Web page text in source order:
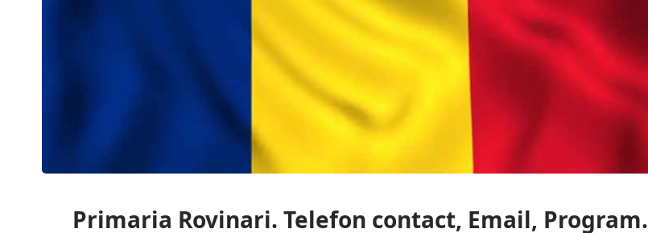
Primaria Rovinari. Telefon contact, Email, Program.